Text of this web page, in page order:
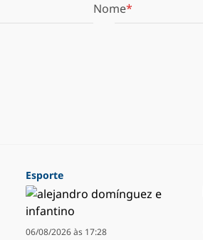
Nome
Esporte
06/08/2026 às 17:28